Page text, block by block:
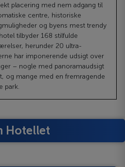
placering med nem adgang til
centre, historiske
og byens mest trendy
tilbyder 168 stilfulde
herunder 20 ultra-
har imponerende udsigt over
– nogle med panoramaudsigt
og mange med en fremragende
park.
Hotellet